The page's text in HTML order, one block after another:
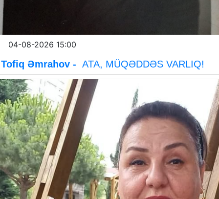
04-08-2026 15:00
Tofiq Əmrahov - ATA, MÜQƏDDƏS VARLIQ!